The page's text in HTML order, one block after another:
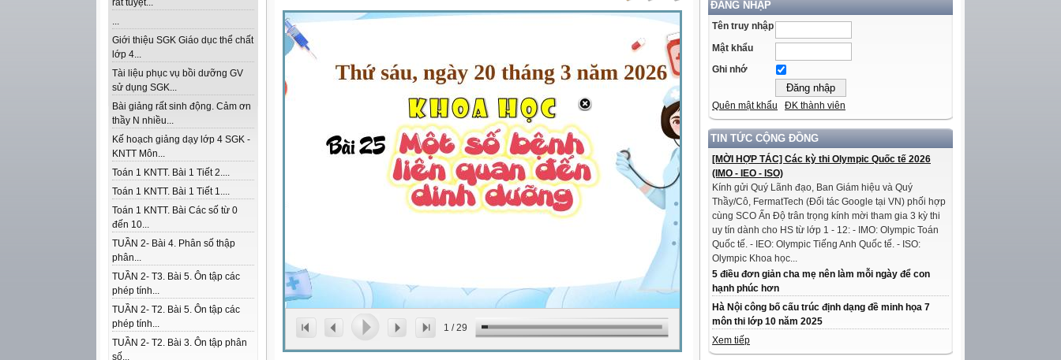
rất tuyệt...
...
Giới thiệu SGK Giáo dục thể chất
lớp 4...
Tài liệu phục vụ bồi dưỡng GV
sử dụng SGK...
Bài giảng rất sinh động. Cảm ơn
thầy N nhiều...
Kế hoạch giảng dạy lớp 4 SGK -
KNTT Môn...
Toán 1 KNTT. Bài 1 Tiết 2....
Toán 1 KNTT. Bài 1 Tiết 1....
Toán 1 KNTT. Bài Các số từ 0
đến 10...
TUẦN 2- Bài 4. Phân số thập
phân...
TUẦN 2- T3. Bài 5. Ôn tập các
phép tính...
TUẦN 2- T2. Bài 5. Ôn tập các
phép tính...
TUẦN 2- T2. Bài 3. Ôn tập phân
số...
ĐĂNG NHẬP
Tên truy nhập
Mật khẩu
Ghi nhớ
Quên mật khẩu ĐK thành viên
TIN TỨC CỘNG ĐỒNG
[MỜI HỢP TÁC] Các kỳ thi Olympic Quốc tế 2026
(IMO - IEO - ISO)
Kính gửi Quý Lãnh đạo, Ban Giám hiệu và Quý
Thầy/Cô, FermatTech (Đối tác Google tại VN) phối hợp
cùng SCO Ấn Độ trân trọng kính mời tham gia 3 kỳ thi
uy tín dành cho HS từ lớp 1 - 12: - IMO: Olympic Toán
Quốc tế. - IEO: Olympic Tiếng Anh Quốc tế. - ISO:
Olympic Khoa học...
5 điều đơn giản cha mẹ nên làm mỗi ngày để con
hạnh phúc hơn
Hà Nội công bố cấu trúc định dạng đề minh họa 7
môn thi lớp 10 năm 2025
Xem tiếp
1 /29